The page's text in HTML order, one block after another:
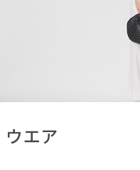
ウエア